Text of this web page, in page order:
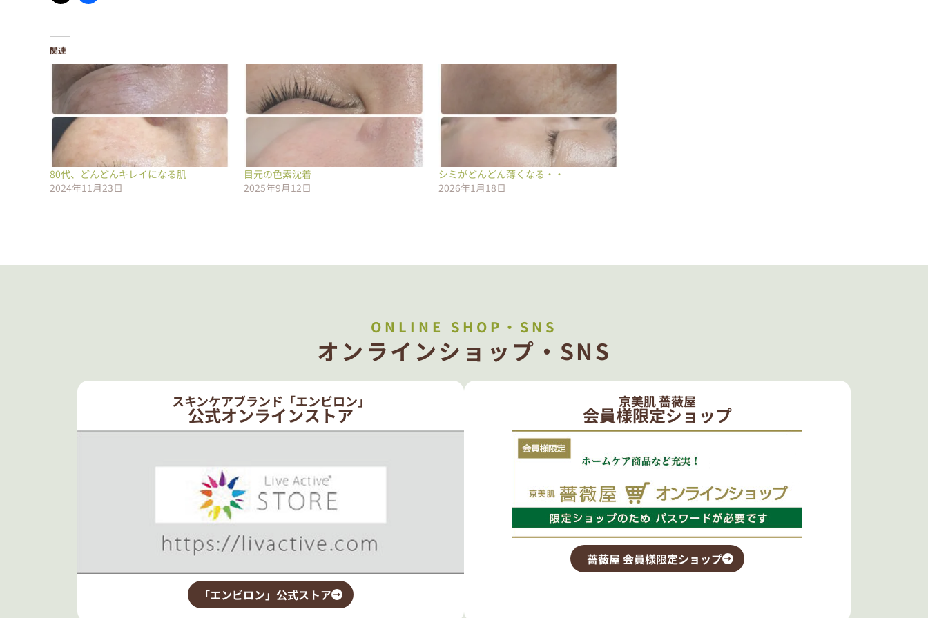
関連
80代、どんどんキレイになる肌
2024年11月23日
目元の色素沈着
2025年9月12日
シミがどんどん薄くなる・・
2026年1月18日
ONLINE SHOP・SNS
オンラインショップ・SNS
スキンケアブランド「エンビロン」
公式オンラインストア
「エンビロン」公式ストア
京美肌 薔薇屋
会員様限定ショップ
薔薇屋 会員様限定ショップ